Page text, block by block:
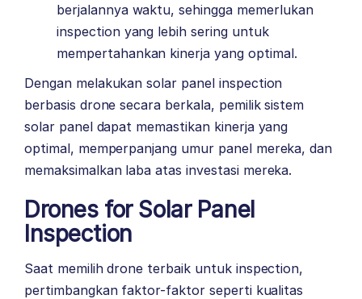
berjalannya waktu, sehingga memerlukan
inspection yang lebih sering untuk
mempertahankan kinerja yang optimal.
Dengan melakukan solar panel inspection
berbasis drone secara berkala, pemilik sistem
solar panel dapat memastikan kinerja yang
optimal, memperpanjang umur panel mereka, dan
memaksimalkan laba atas investasi mereka.
Drones for Solar Panel
Inspection
Saat memilih drone terbaik untuk inspection,
pertimbangkan faktor-faktor seperti kualitas